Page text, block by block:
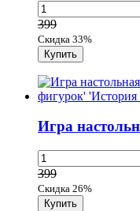
399
Скидка 33%
Игра
399
Скидка 26%